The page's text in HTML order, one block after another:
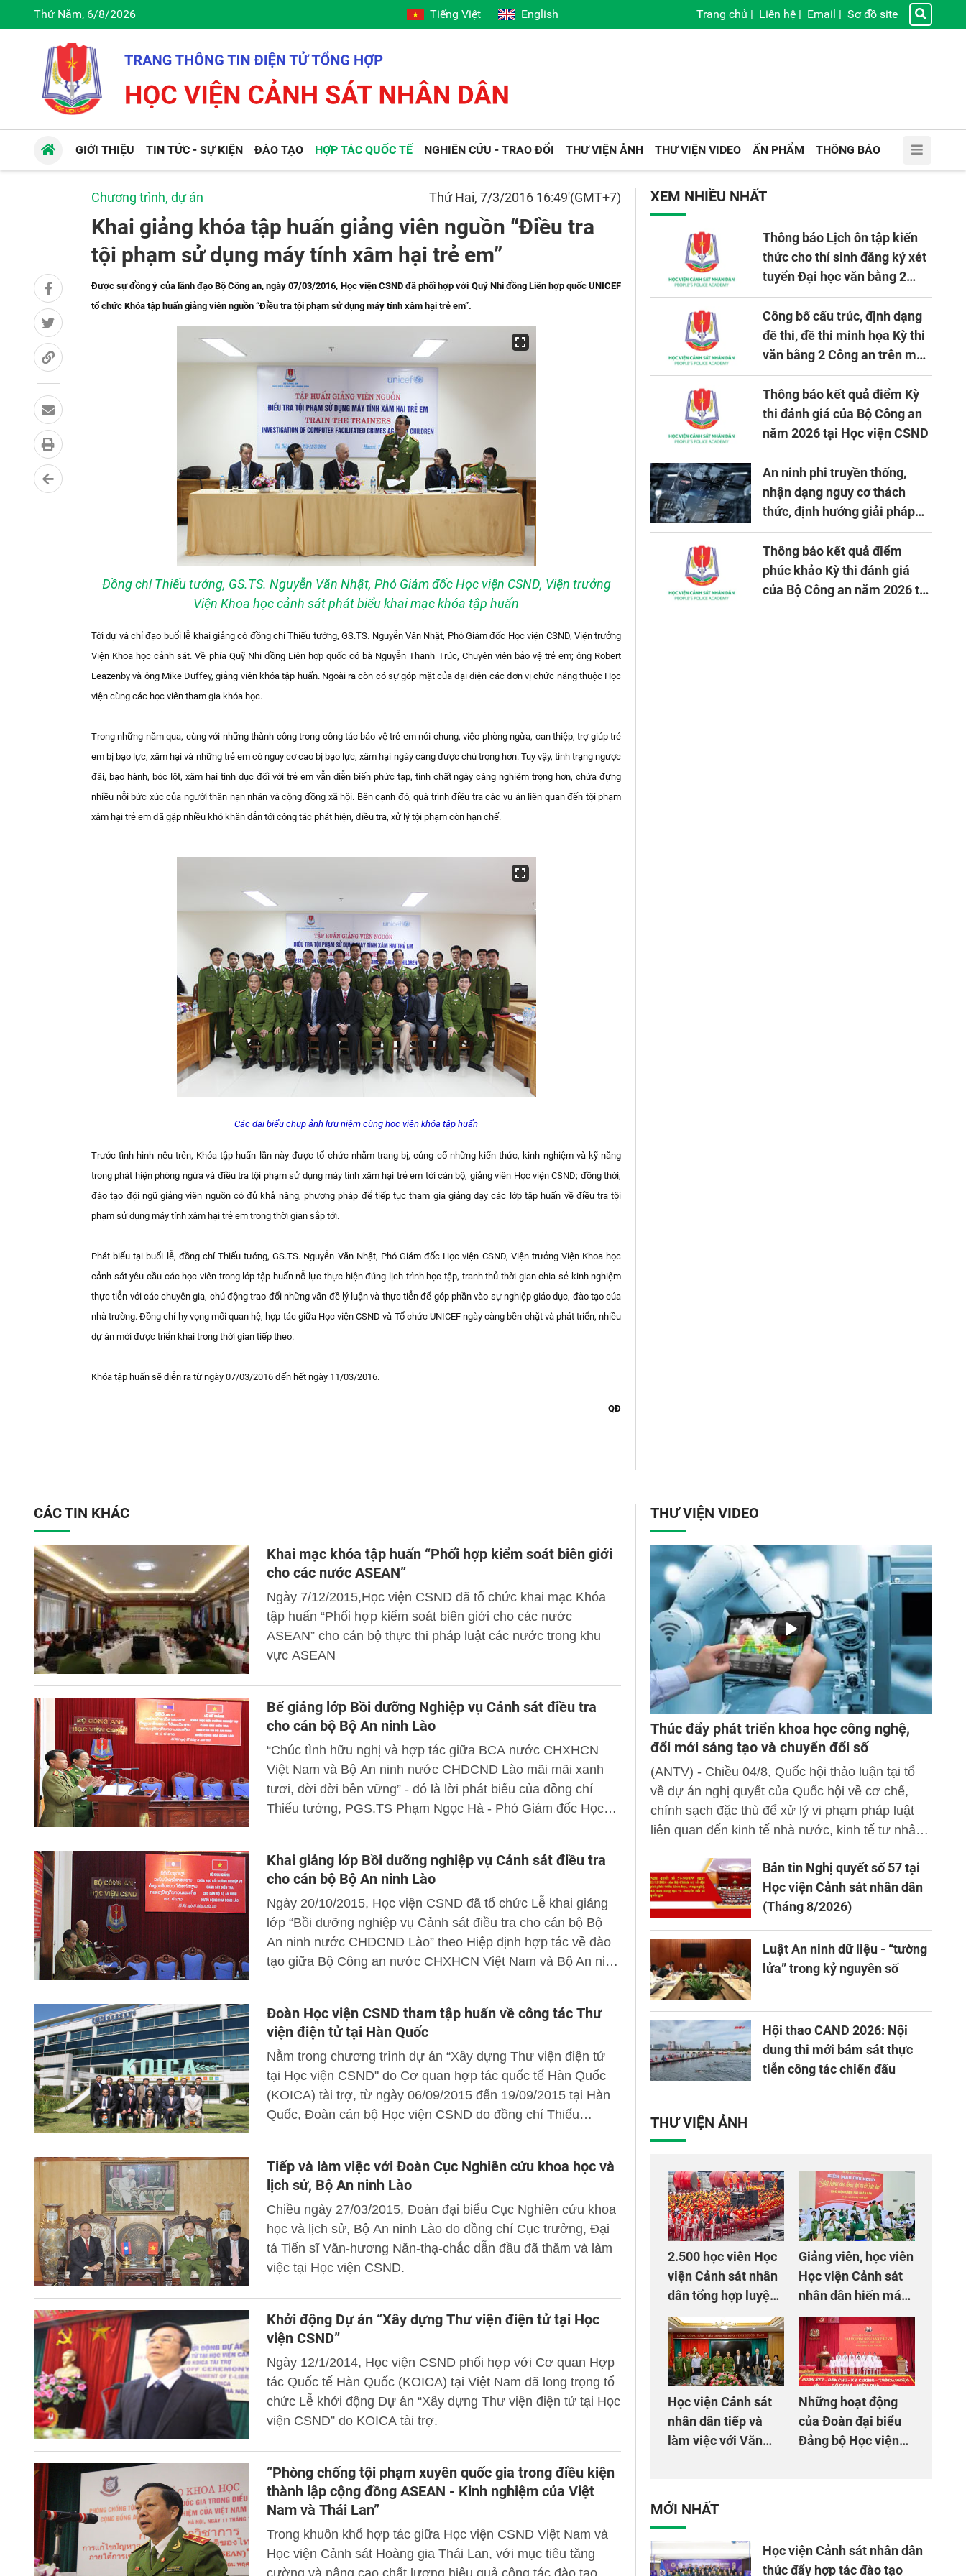
Thứ Năm, 6/8/2026 Tiếng Việt English Trang chủ | Liên hệ | Email | Sơ đồ site
GIỚI THIỆU TIN TỨC - SỰ KIỆN ĐÀO TẠO HỢP TÁC QUỐC TẾ NGHIÊN CỨU - TRAO ĐỔI THƯ VIỆN ẢNH THƯ VIỆN VIDEO ẤN PHẨM THÔNG BÁO
Chương trình, dự án Thứ Hai, 7/3/2016 16:49'(GMT+7)
Khai giảng khóa tập huấn giảng viên nguồn “Điều tra
tội phạm sử dụng máy tính xâm hại trẻ em”
Được sự đồng ý của lãnh đạo Bộ Công an, ngày 07/03/2016, Học viện CSND đã phối hợp với Quỹ Nhi đồng Liên hợp quốc UNICEF
tổ chức Khóa tập huấn giảng viên nguồn “Điều tra tội phạm sử dụng máy tính xâm hại trẻ em”.
Đồng chí Thiếu tướng, GS.TS. Nguyễn Văn Nhật, Phó Giám đốc Học viện CSND, Viện trưởng
Viện Khoa học cảnh sát phát biểu khai mạc khóa tập huấn
Tới dự và chỉ đạo buổi lễ khai giảng có đồng chí Thiếu tướng, GS.TS. Nguyễn Văn Nhật, Phó Giám đốc Học viện CSND, Viện trưởng
Viện Khoa học cảnh sát. Về phía Quỹ Nhi đồng Liên hợp quốc có bà Nguyễn Thanh Trúc, Chuyên viên bảo vệ trẻ em; ông Robert
Leazenby và ông Mike Duffey, giảng viên khóa tập huấn. Ngoài ra còn có sự góp mặt của đại diện các đơn vị chức năng thuộc Học
viện cùng các học viên tham gia khóa học.
Trong những năm qua, cùng với những thành công trong công tác bảo vệ trẻ em nói chung, việc phòng ngừa, can thiệp, trợ giúp trẻ
em bị bạo lực, xâm hại và những trẻ em có nguy cơ cao bị bạo lực, xâm hại ngày càng được chú trọng hơn. Tuy vậy, tình trạng ngược
đãi, bạo hành, bóc lột, xâm hại tình dục đối với trẻ em vẫn diễn biến phức tạp, tính chất ngày càng nghiêm trọng hơn, chứa đựng
nhiều nỗi bức xúc của người thân nạn nhân và cộng đồng xã hội. Bên cạnh đó, quá trình điều tra các vụ án liên quan đến tội phạm
xâm hại trẻ em đã gặp nhiều khó khăn dẫn tới công tác phát hiện, điều tra, xử lý tội phạm còn hạn chế.
Các đại biểu chụp ảnh lưu niệm cùng học viên khóa tập huấn
Trước tình hình nêu trên, Khóa tập huấn lần này được tổ chức nhằm trang bị, củng cố những kiến thức, kinh nghiệm và kỹ năng
trong phát hiện phòng ngừa và điều tra tội phạm sử dụng máy tính xâm hại trẻ em tới cán bộ, giảng viên Học viện CSND; đồng thời,
đào tạo đội ngũ giảng viên nguồn có đủ khả năng, phương pháp để tiếp tục tham gia giảng dạy các lớp tập huấn về điều tra tội
phạm sử dụng máy tính xâm hại trẻ em trong thời gian sắp tới.
Phát biểu tại buổi lễ, đồng chí Thiếu tướng, GS.TS. Nguyễn Văn Nhật, Phó Giám đốc Học viện CSND, Viện trưởng Viện Khoa học
cảnh sát yêu cầu các học viên trong lớp tập huấn nỗ lực thực hiện đúng lịch trình học tập, tranh thủ thời gian chia sẻ kinh nghiệm
thực tiễn với các chuyên gia, chủ động trao đổi những vấn đề lý luận và thực tiễn để góp phần vào sự nghiệp giáo dục, đào tạo của
nhà trường. Đồng chí hy vọng mối quan hệ, hợp tác giữa Học viện CSND và Tổ chức UNICEF ngày càng bền chặt và phát triển, nhiều
dự án mới được triển khai trong thời gian tiếp theo.
Khóa tập huấn sẽ diễn ra từ ngày 07/03/2016 đến hết ngày 11/03/2016.
QĐ
XEM NHIỀU NHẤT
Thông báo Lịch ôn tập kiến
thức cho thí sinh đăng ký xét
tuyển Đại học văn bằng 2
tuyển mới, mở tại Học viện
CSND năm học 2026 - 2027
Công bố cấu trúc, định dạng
đề thi, đề thi minh họa Kỳ thi
văn bằng 2 Công an trên máy
tính
Thông báo kết quả điểm Kỳ
thi đánh giá của Bộ Công an
năm 2026 tại Học viện CSND
An ninh phi truyền thống,
nhận dạng nguy cơ thách
thức, định hướng giải pháp
đảm bảo an ninh quốc gia
trong tình hình hiện nay
Thông báo kết quả điểm
phúc khảo Kỳ thi đánh giá
của Bộ Công an năm 2026 tại
CÁC TIN KHÁC
Khai mạc khóa tập huấn “Phối hợp kiểm soát biên giới
cho các nước ASEAN”
Ngày 7/12/2015,Học viện CSND đã tổ chức khai mạc Khóa
tập huấn “Phối hợp kiểm soát biên giới cho các nước
ASEAN” cho cán bộ thực thi pháp luật các nước trong khu
vực ASEAN
Bế giảng lớp Bồi dưỡng Nghiệp vụ Cảnh sát điều tra
cho cán bộ Bộ An ninh Lào
“Chúc tình hữu nghị và hợp tác giữa BCA nước CHXHCN
Việt Nam và Bộ An ninh nước CHDCND Lào mãi mãi xanh
tươi, đời đời bền vững” - đó là lời phát biểu của đồng chí
Thiếu tướng, PGS.TS Phạm Ngọc Hà - Phó Giám đốc Học
ra ngày 27/11/2015 tại Học viện CSND.
Khai giảng lớp Bồi dưỡng nghiệp vụ Cảnh sát điều tra
cho cán bộ Bộ An ninh Lào
Ngày 20/10/2015, Học viện CSND đã tổ chức Lễ khai giảng
lớp “Bồi dưỡng nghiệp vụ Cảnh sát điều tra cho cán bộ Bộ
An ninh nước CHDCND Lào” theo Hiệp định hợp tác về đào
tạo giữa Bộ Công an nước CHXHCN Việt Nam và Bộ An ninh
Phó Giám đốc Học viện CSND.
Đoàn Học viện CSND tham tập huấn về công tác Thư
viện điện tử tại Hàn Quốc
Nằm trong chương trình dự án “Xây dựng Thư viện điện tử
tại Học viện CSND" do Cơ quan hợp tác quốc tế Hàn Quốc
(KOICA) tài trợ, từ ngày 06/09/2015 đến 19/09/2015 tại Hàn
Quốc, Đoàn cán bộ Học viện CSND do đồng chí Thiếu
dung “Ứng dụng Công nghệ thông tin (CNTT) trong công tác
quản lý hệ thống Thư viện điện tử”.
Tiếp và làm việc với Đoàn Cục Nghiên cứu khoa học và
lịch sử, Bộ An ninh Lào
Chiều ngày 27/03/2015, Đoàn đại biểu Cục Nghiên cứu khoa
học và lịch sử, Bộ An ninh Lào do đồng chí Cục trưởng, Đại
tá Tiến sĩ Văn-hương Năn-thạ-chắc dẫn đầu đã thăm và làm
việc tại Học viện CSND.
Khởi động Dự án “Xây dựng Thư viện điện tử tại Học
viện CSND”
Ngày 12/1/2014, Học viện CSND phối hợp với Cơ quan Hợp
tác Quốc tế Hàn Quốc (KOICA) tại Việt Nam đã long trọng tổ
chức Lễ khởi động Dự án “Xây dựng Thư viện điện tử tại Học
viện CSND” do KOICA tài trợ.
“Phòng chống tội phạm xuyên quốc gia trong điều kiện
thành lập cộng đồng ASEAN - Kinh nghiệm của Việt
Nam và Thái Lan”
Trong khuôn khổ hợp tác giữa Học viện CSND Việt Nam và
Học viện Cảnh sát Hoàng gia Thái Lan, với mục tiêu tăng
cường và nâng cao chất lượng hiệu quả công tác đào tạo,
THƯ VIỆN VIDEO
Thúc đẩy phát triển khoa học công nghệ,
đổi mới sáng tạo và chuyển đổi số
(ANTV) - Chiều 04/8, Quốc hội thảo luận tại tổ
về dự án nghị quyết của Quốc hội về cơ chế,
chính sạch đặc thù để xử lý vi phạm pháp luật
liên quan đến kinh tế nhà nước, kinh tế tư nhân
và ứng dụng khoa học công nghệ, đổi mới sáng
tạo và chuyển đổi số.Bản tin Nghị quyết số 57 tại
Học viện Cảnh sát nhân dân
(Tháng 8/2026)
Luật An ninh dữ liệu - “tường
lửa” trong kỷ nguyên số
Hội thao CAND 2026: Nội
dung thi mới bám sát thực
tiễn công tác chiến đấu
THƯ VIỆN ẢNH
2.500 học viên Học
viện Cảnh sát nhân
dân tổng hợp luyện
màn Trống hội chào
mừng Đại hội Đảng
Giảng viên, học viên
Học viện Cảnh sát
nhân dân hiến máu
giúp dân và đồng
đội
Học viện Cảnh sát
nhân dân tiếp và
làm việc với Văn
Bản tại Việt Nam
Những hoạt động
của Đoàn đại biểu
Đảng bộ Học viện
- 2030
MỚI NHẤT
Học viện Cảnh sát nhân dân
thúc đẩy hợp tác đào tạo